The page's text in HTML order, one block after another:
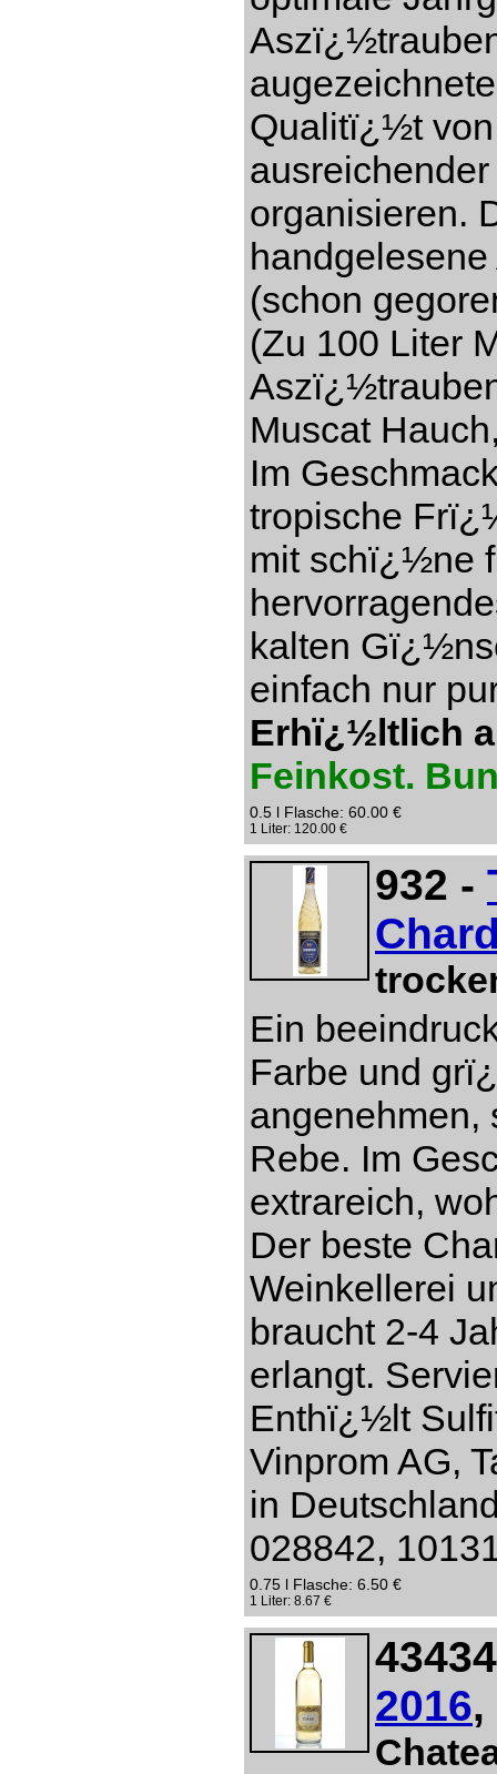
Qualitï¿½t
organisieren.
(schon
(Zu 100 Liter
Muscat
Im
tropische
mit schï¿½ne
kalten
einfach nur
Erhï¿½ltlich
Feinkost.
0.5 l Flasche: 60.00 €
1 Liter: 120.00 €
932 -
Ein
Farbe und
angenehmen,
Rebe. Im
extrareich,
Der beste
Weinkellerei
braucht 2-4
erlangt.
Enthï¿½lt
Vinprom AG,
in
028842,
0.75 l Flasche: 6.50 €
1 Liter: 8.67 €
2016,